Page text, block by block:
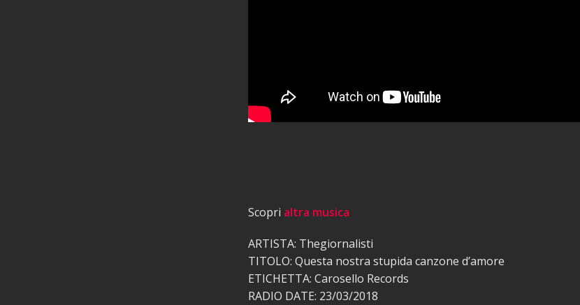
Scopri altra musica
ARTISTA: Thegiornalisti
TITOLO: Questa nostra stupida canzone d’amore
ETICHETTA: Carosello Records
RADIO DATE: 23/03/2018